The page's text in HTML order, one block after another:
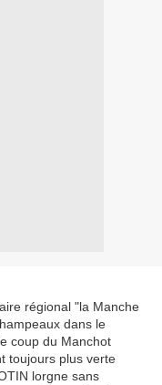
régional "la Manche
dans le
coup du Manchot
toujours plus verte
lorgne sans